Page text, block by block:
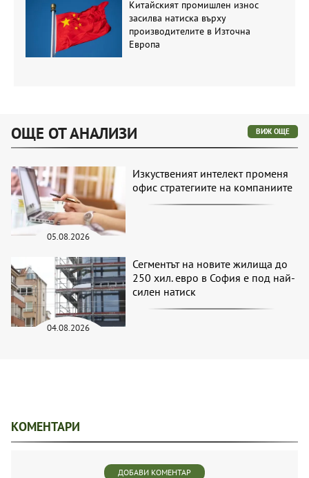
Китайският промишлен износ
засилва натиска върху
производителите в Източна
Европа
ОЩЕ ОТ АНАЛИЗИ ВИЖ ОЩЕ
05.08.2026
Изкуственият интелект променя
офис стратегиите на компаниите
04.08.2026
Сегментът на новите жилища до
250 хил. евро в София е под най-
силен натиск
КОМЕНТАРИ
ДОБАВИ КОМЕНТАР